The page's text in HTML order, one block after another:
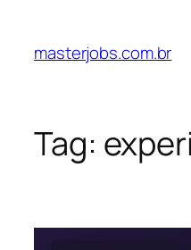
masterjobs.com.br
Tag: